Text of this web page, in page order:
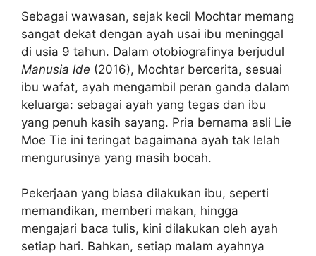
Sebagai wawasan, sejak kecil Mochtar memang
sangat dekat dengan ayah usai ibu meninggal
di usia 9 tahun. Dalam otobiografinya berjudul
Manusia Ide (2016), Mochtar bercerita, sesuai
ibu wafat, ayah mengambil peran ganda dalam
keluarga: sebagai ayah yang tegas dan ibu
yang penuh kasih sayang. Pria bernama asli Lie
Moe Tie ini teringat bagaimana ayah tak lelah
mengurusinya yang masih bocah.
Pekerjaan yang biasa dilakukan ibu, seperti
memandikan, memberi makan, hingga
mengajari baca tulis, kini dilakukan oleh ayah
setiap hari. Bahkan, setiap malam ayahnya